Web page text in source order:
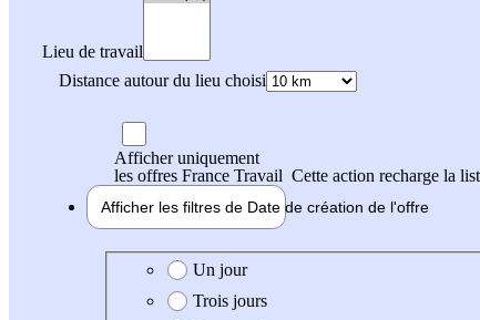
Lieu de travail
Distance autour du lieu choisi
Afficher uniquement
les offres France Travail Cette action recharge la
Afficher les filtres de Date de création de l'offre
Date de création de l'offre
Un jour
Trois jours